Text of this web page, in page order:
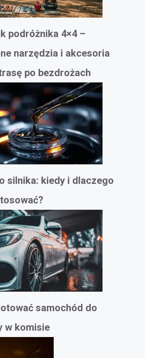
podróżnika 4×4 –
narzędzia i akcesoria
po bezdrożach
silnika: kiedy i dlaczego
samochód do
w komisie